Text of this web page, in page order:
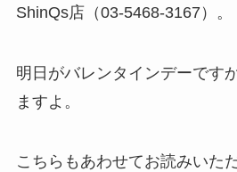
ShinQs店（03-5468-3167）。
明日がバレンタインデーです
ますよ。
こちらもあわせてお読みいた